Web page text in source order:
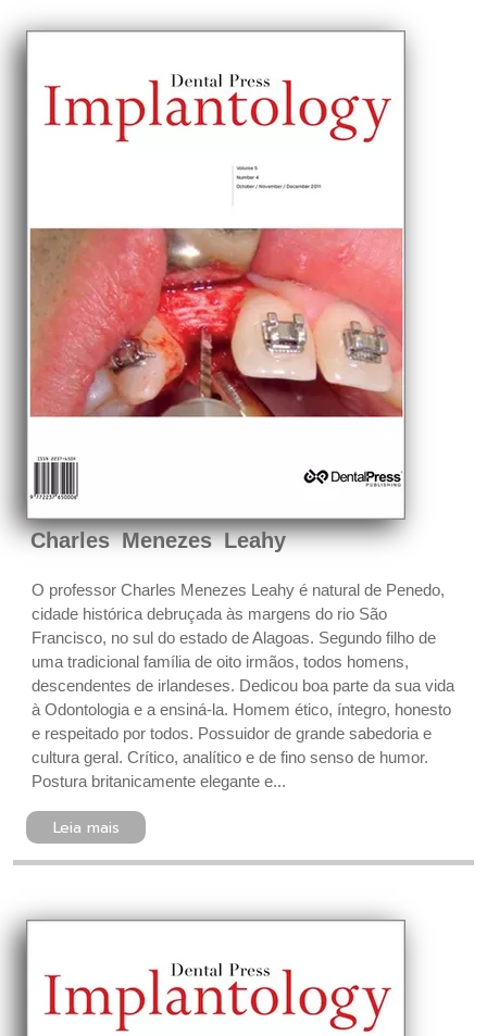
Charles Menezes Leahy
O professor Charles Menezes Leahy é natural de Penedo,
cidade histórica debruçada às margens do rio São
Francisco, no sul do estado de Alagoas. Segundo filho de
uma tradicional família de oito irmãos, todos homens,
descendentes de irlandeses. Dedicou boa parte da sua vida
à Odontologia e a ensiná-la. Homem ético, íntegro, honesto
e respeitado por todos. Possuidor de grande sabedoria e
cultura geral. Crítico, analítico e de fino senso de humor.
Postura britanicamente elegante e...
Leia mais